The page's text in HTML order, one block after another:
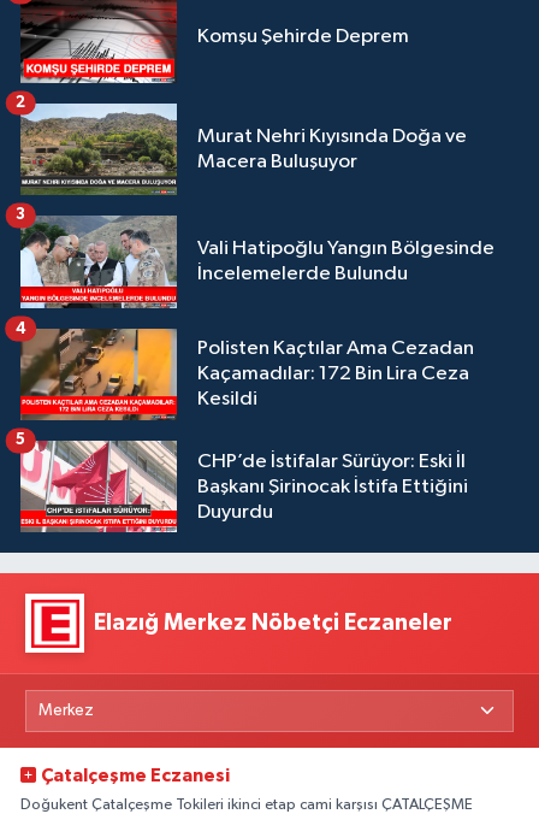
Komşu Şehirde Deprem
Murat Nehri Kıyısında Doğa ve
Macera Buluşuyor
2
Vali Hatipoğlu Yangın Bölgesinde
İncelemelerde Bulundu
3
Polisten Kaçtılar Ama Cezadan
Kaçamadılar: 172 Bin Lira Ceza
Kesildi
4
CHP’de İstifalar Sürüyor: Eski İl
Başkanı Şirinocak İstifa Ettiğini
Duyurdu
5
Elazığ Merkez Nöbetçi Eczaneler
Çatalçeşme Eczanesi
Doğukent Çatalçeşme Tokileri ikinci etap cami karşısı ÇATALÇEŞME